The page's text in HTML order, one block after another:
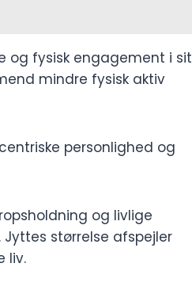
og fysisk engagement i sit
mindre fysisk aktiv
personlighed og
og livlige
størrelse afspejler
liv.